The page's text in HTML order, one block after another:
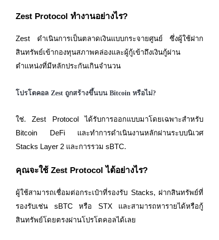
Zest Protocol ทำงานอย่างไร?
Zest ดำเนินการเป็นตลาดเงินแบบกระจายศูนย์ ซึ่งผู้ใช้ฝาก
สินทรัพย์เข้ากองทุนสภาพคล่องและผู้กู้เข้าถึงเงินกู้ผ่าน
ตำแหน่งที่มีหลักประกันเกินจำนวน
โปรโตคอล Zest ถูกสร้างขึ้นบน Bitcoin หรือไม่?
ใช่. Zest Protocol ได้รับการออกแบบมาโดยเฉพาะสำหรับ
Bitcoin DeFi และทำการดำเนินงานหลักผ่านระบบนิเวศ
Stacks Layer 2 และการรวม sBTC.
คุณจะใช้ Zest Protocol ได้อย่างไร?
ผู้ใช้สามารถเชื่อมต่อกระเป๋าที่รองรับ Stacks, ฝากสินทรัพย์ที่
รองรับเช่น sBTC หรือ STX และสามารถหารายได้หรือกู้
สินทรัพย์โดยตรงผ่านโปรโตคอลได้เลย